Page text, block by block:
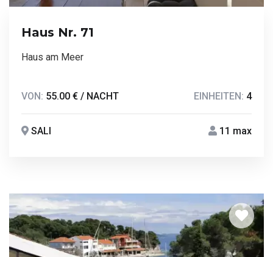
Haus Nr. 71
Haus am Meer
VON: 55.00 € / NACHT EINHEITEN: 4
SALI 11 max